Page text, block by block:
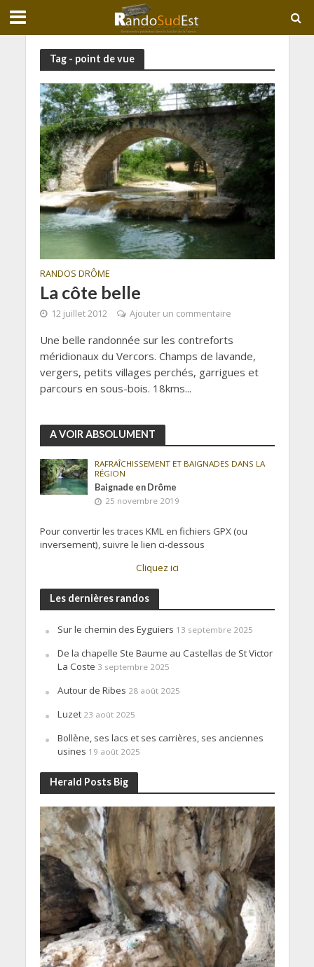
Tag - point de vue
RANDOS DRÔME
La côte belle
12 juillet 2012 Ajouter un commentaire
Une belle randonnée sur les contreforts
méridionaux du Vercors. Champs de lavande,
vergers, petits villages perchés, garrigues et
parcours en sous-bois. 18kms...
A VOIR ABSOLUMENT
RAFRAÎCHISSEMENT ET BAIGNADES DANS LA
RÉGION
Baignade en Drôme
25 novembre 2019
Pour convertir les traces KML en fichiers GPX (ou
inversement), suivre le lien ci-dessous
Cliquez ici
Les dernières randos
Sur le chemin des Eyguiers 13 septembre 2025
De la chapelle Ste Baume au Castellas de St Victor
La Coste 3 septembre 2025
Autour de Ribes 28 août 2025
Luzet 23 août 2025
Bollène, ses lacs et ses carrières, ses anciennes
usines 19 août 2025
Herald Posts Big